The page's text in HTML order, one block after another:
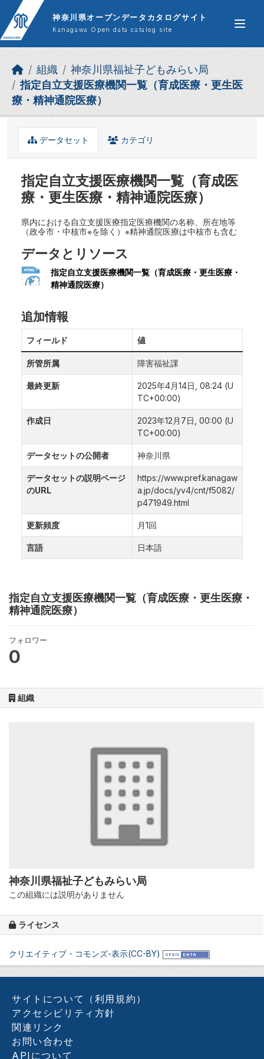
Skip to main content
神奈川県オープンデータカタログサイト
Kanagawa Open data catalog site
組織
神奈川県福祉子どもみらい局
指定自立支援医療機関一覧（育成医療・更生医
療・精神通院医療）
指定自立支援医療機関一覧（育成医療・更生医療・
精神通院医療）
フォロワー
0
組織
神奈川県福祉子どもみらい局
この組織には説明がありません
ライセンス
クリエイティブ・コモンズ-表示(CC-BY)
データセット カテゴリ
指定自立支援医療機関一覧（育成医
療・更生医療・精神通院医療）
県内における自立支援医療指定医療機関の名称、所在地等
（政令市・中核市※を除く）※精神通院医療は中核市も含む
データとリソース
指定自立支援医療機関一覧（育成医療・更生医療・
精神通院医療）
追加情報
フィールド 値
所管所属 障害福祉課
最終更新
2025年4月14日, 08:24 (U
TC+00:00)
作成日
2023年12月7日, 00:00 (U
TC+00:00)
データセットの公開者 神奈川県
データセットの説明ページ
のURL
https://www.pref.kanagaw
a.jp/docs/yv4/cnt/f5082/
p471949.html
更新頻度 月1回
言語 日本語
サイトについて（利用規約）
アクセシビリティ方針
関連リンク
お問い合わせ
APIについて